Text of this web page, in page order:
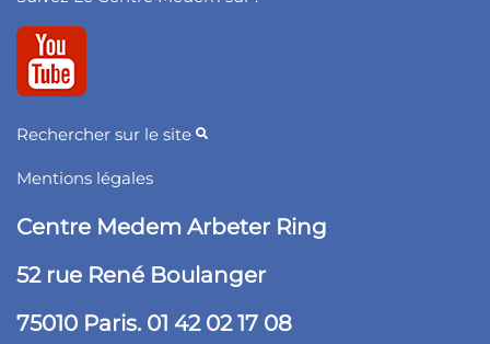
Rechercher sur le site
Mentions légales
Centre Medem Arbeter Ring
52 rue René Boulanger
75010 Paris. 01 42 02 17 08